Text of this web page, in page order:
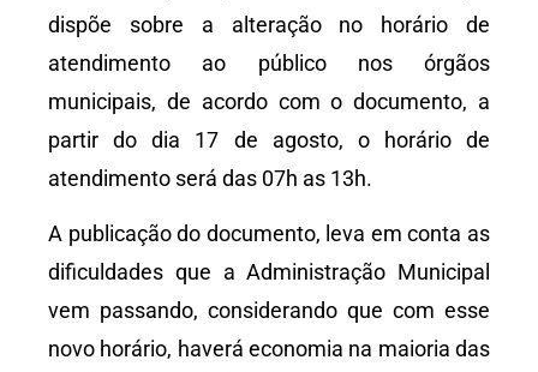
dispõe sobre a alteração no horário de
atendimento ao público nos órgãos
municipais, de acordo com o documento, a
partir do dia 17 de agosto, o horário de
atendimento será das 07h as 13h.
A publicação do documento, leva em conta as
dificuldades que a Administração Municipal
vem passando, considerando que com esse
novo horário, haverá economia na maioria das